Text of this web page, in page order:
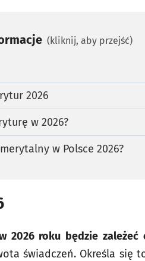
(kliknij, aby przejść)
2026
w 2026?
w Polsce 2026?
2026 roku będzie
świadczeń. Określa się